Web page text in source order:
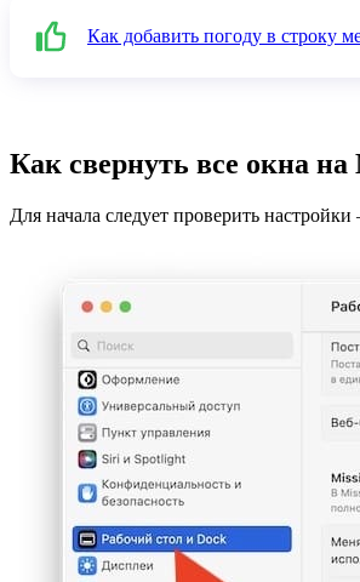
Как добавить погоду в строку
Как свернуть все окна
Для начала следует проверить